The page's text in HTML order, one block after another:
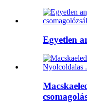
Egyetlen